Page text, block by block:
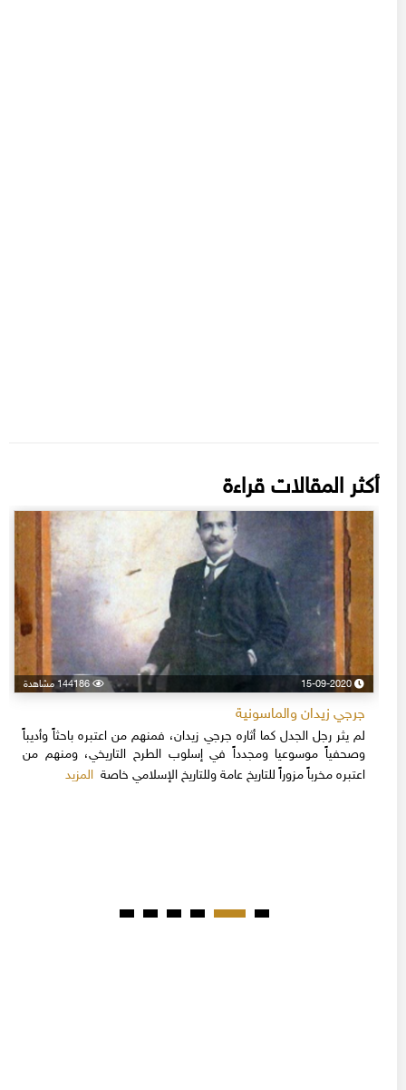
أكثر المقالات قراءة
15-09-2020 144186 مشاهدة
جرجي زيدان والماسونية
لم يثر رجل الجدل كما أثاره جرجي زيدان، فمنهم من اعتبره باحثاً وأديباً
وصحفياً موسوعيا ومجدداً في إسلوب الطرح التاريخي، ومنهم من
اعتبره مخرباً مزوراً للتاريخ عامة وللتاريخ الإسلامي خاصةالمزيد